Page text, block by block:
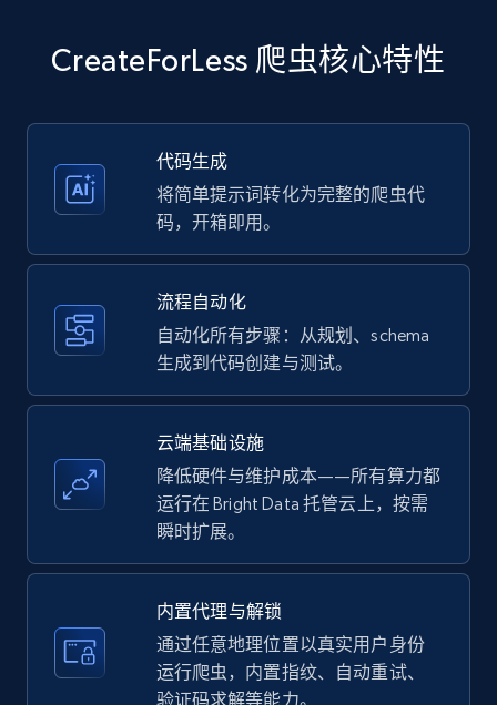
price, Currency, Availability, Reviews count, and
Amazon products - Collects products by
Title, Seller name, Brand, Description, Initial
price, Currency, Availability, Reviews count, and
Amazon products - find products by using
upc numbers
price, Currency, Availability, Reviews count, and
more.
CreateForLess 爬虫核心特性
代码生成
将简单提示词转化为完整的爬虫代
码，开箱即用。
流程自动化
自动化所有步骤：从规划、schema
生成到代码创建与测试。
云端基础设施
降低硬件与维护成本——所有算力都
运行在 Bright Data 托管云上，按需
瞬时扩展。
内置代理与解锁
通过任意地理位置以真实用户身份
运行爬虫，内置指纹、自动重试、
验证码求解等能力。